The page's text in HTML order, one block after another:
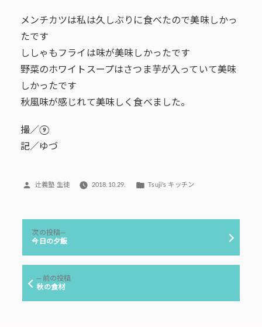
メンチカツは私は久しぶりに食べたので美味しかっ
たです
ししゃもフライは味が美味しかったです
野菜のホワイトスープはさつま芋が入っていて美味
しかったです
秋風味が感じれて美味しく食べました。
撮／⑨
記／ゆづ
投
辻義塾 生徒 2018.10.29.
カ
リ
Tsuji’s キッチン
ナ
ー
前の投稿前
秋の食材
次の投稿
の
今日の夕飯